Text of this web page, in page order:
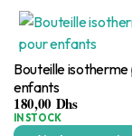
Bouteille isotherme pour
enfants
180,00 Dhs
IN STOCK